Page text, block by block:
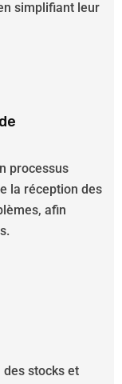
simplifiant leur
processus
la réception des
afin
stocks et